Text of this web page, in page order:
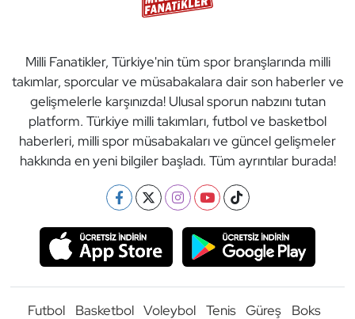
Milli Fanatikler, Türkiye'nin tüm spor branşlarında milli
takımlar, sporcular ve müsabakalara dair son haberler ve
gelişmelerle karşınızda! Ulusal sporun nabzını tutan
platform. Türkiye milli takımları, futbol ve basketbol
haberleri, milli spor müsabakaları ve güncel gelişmeler
hakkında en yeni bilgiler başladı. Tüm ayrıntılar burada!
Futbol Basketbol Voleybol Tenis Güreş Boks